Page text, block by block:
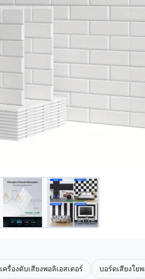
เครื่องดับเสียงพอลิเอสเตอร์ บอร์ดเสียงใย